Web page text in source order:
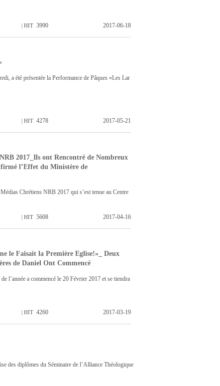
| HIT 3990 2017-06-18
a été présentée la Performance de Pâques «Les Lar
| HIT 4278 2017-05-21
2017_Ils ont Rencontré de Nombreux
l’Effet du Ministère de
Chrétiens NRB 2017 qui s’est tenue au Centre
| HIT 5608 2017-04-16
le Faisait la Première Eglise!»_ Deux
de Daniel Ont Commencé
l’année a commencé le 20 Février 2017 et se tiendra
| HIT 4260 2017-03-19
des diplômes du Séminaire de l’Alliance Théologique